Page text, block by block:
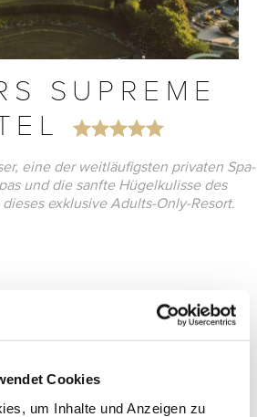
Cookies
um Inhalte und Anzeigen zu
SUPREME
eine der weitläufigsten privaten Spa-
und die sanfte Hügelkulisse des
exklusive Adults-Only-Resort.